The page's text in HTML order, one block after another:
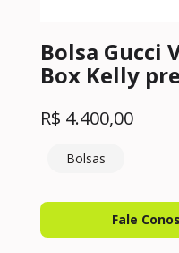
Bolsa Gucci
Box Kelly
R$ 4.400,00
Bolsas
Fale